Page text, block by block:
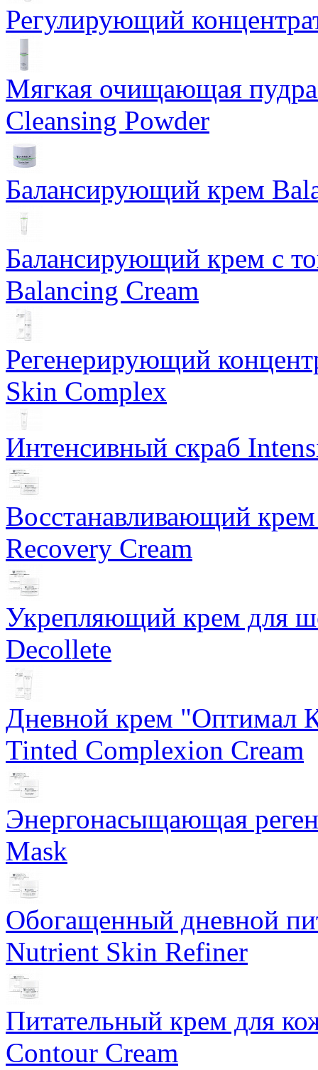
Регулирующий
Мягкая очищающая
Cleansing Powder
Балансирующий крем
Балансирующий крем с
Balancing Cream
Регенерирующий
Skin Complex
Интенсивный скраб
Восстанавливающий
Recovery Cream
Укрепляющий крем для
Decollete
Дневной крем "Оптимал
Tinted Complexion Cream
Энергонасыщающая
Mask
Обогащенный дневной
Nutrient Skin Refiner
Питательный крем для
Contour Cream